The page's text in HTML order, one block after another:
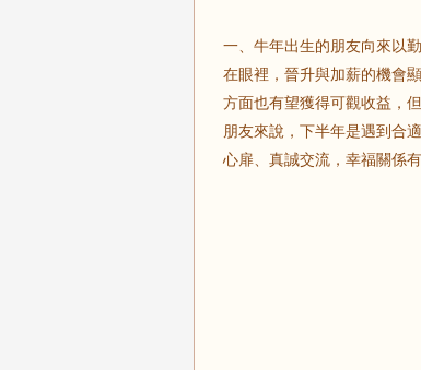
一、牛年出生的朋友向來以
在眼裡，晉升與加薪的機會
方面也有望獲得可觀收益，
朋友來說，下半年是遇到合
心扉、真誠交流，幸福關係有